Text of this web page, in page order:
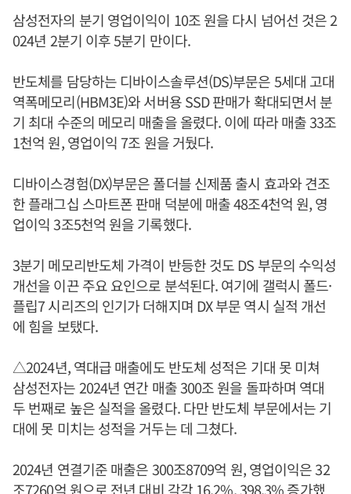
삼성전자의 분기 영업이익이 10조 원을 다시 넘어선 것은 2
024년 2분기 이후 5분기 만이다.
반도체를 담당하는 디바이스솔루션(DS)부문은 5세대 고대
역폭메모리(HBM3E)와 서버용 SSD 판매가 확대되면서 분
기 최대 수준의 메모리 매출을 올렸다. 이에 따라 매출 33조
1천억 원, 영업이익 7조 원을 거뒀다.
디바이스경험(DX)부문은 폴더블 신제품 출시 효과와 견조
한 플래그십 스마트폰 판매 덕분에 매출 48조4천억 원, 영
업이익 3조5천억 원을 기록했다.
3분기 메모리반도체 가격이 반등한 것도 DS 부문의 수익성
개선을 이끈 주요 요인으로 분석된다. 여기에 갤럭시 폴드·
플립7 시리즈의 인기가 더해지며 DX 부문 역시 실적 개선
에 힘을 보탰다.
△2024년, 역대급 매출에도 반도체 성적은 기대 못 미쳐
삼성전자는 2024년 연간 매출 300조 원을 돌파하며 역대
두 번째로 높은 실적을 올렸다. 다만 반도체 부문에서는 기
대에 못 미치는 성적을 거두는 데 그쳤다.
2024년 연결기준 매출은 300조8709억 원, 영업이익은 32
조7260억 원으로 전년 대비 각각 16.2%, 398.3% 증가했